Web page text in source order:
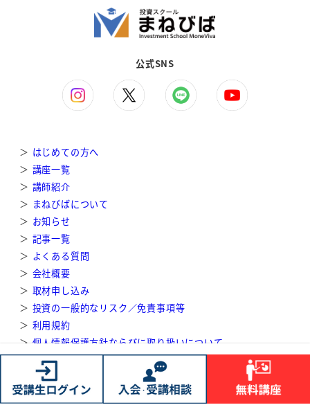
公式SNS
＞ はじめての方へ
＞ 講座一覧
＞ 講師紹介
＞ まねびばについて
＞ お知らせ
＞ 記事一覧
＞ よくある質問
＞ 会社概要
＞ 取材申し込み
＞ 投資の一般的なリスク／免責事項等
＞ 利用規約
＞ 個人情報保護方針ならびに取り扱いについて
＞特定商取引法に基づく表記